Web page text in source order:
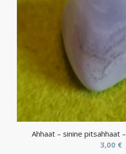
Ahhaat – sinine pitsahhaat
3,00 €